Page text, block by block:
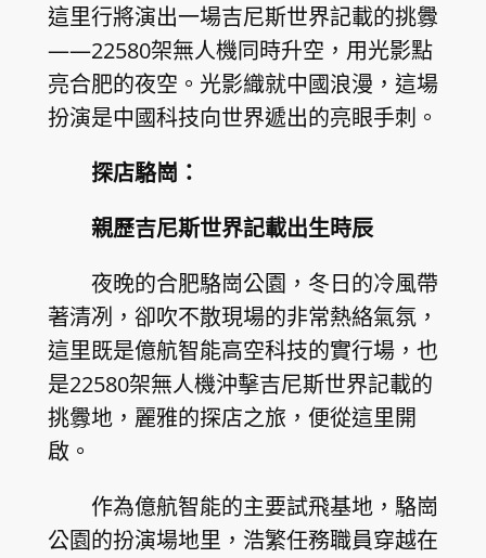
這里行將演出一場吉尼斯世界記載的挑釁
——22580架無人機同時升空，用光影點
亮合肥的夜空。光影織就中國浪漫，這場
扮演是中國科技向世界遞出的亮眼手刺。
探店駱崗：
親歷吉尼斯世界記載出生時辰
夜晚的合肥駱崗公園，冬日的冷風帶
著清冽，卻吹不散現場的非常熱絡氣氛，
這里既是億航智能高空科技的實行場，也
是22580架無人機沖擊吉尼斯世界記載的
挑釁地，麗雅的探店之旅，便從這里開
啟。
作為億航智能的主要試飛基地，駱崗
公園的扮演場地里，浩繁任務職員穿越在